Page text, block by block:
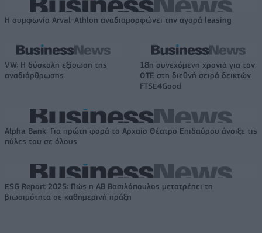
Η συμφωνία Arval-Athlon αναδιαμορφώνει την αγορά leasing
VW: Η δύσκολη εξίσωση της
αναδιάρθρωσης
18η συνεχόμενη χρονιά για τον
ΟΤΕ στη διεθνή σειρά δεικτών
FTSE4Good
Alpha Bank: Για πρώτη φορά το Αρχαίο Θέατρο Επιδαύρου άνοιξε τις
πύλες του σε όλους
ESG Report 2025: Πώς η ΑΒ Βασιλόπουλος μετατρέπει τη
βιωσιμότητα σε καθημερινή πράξη